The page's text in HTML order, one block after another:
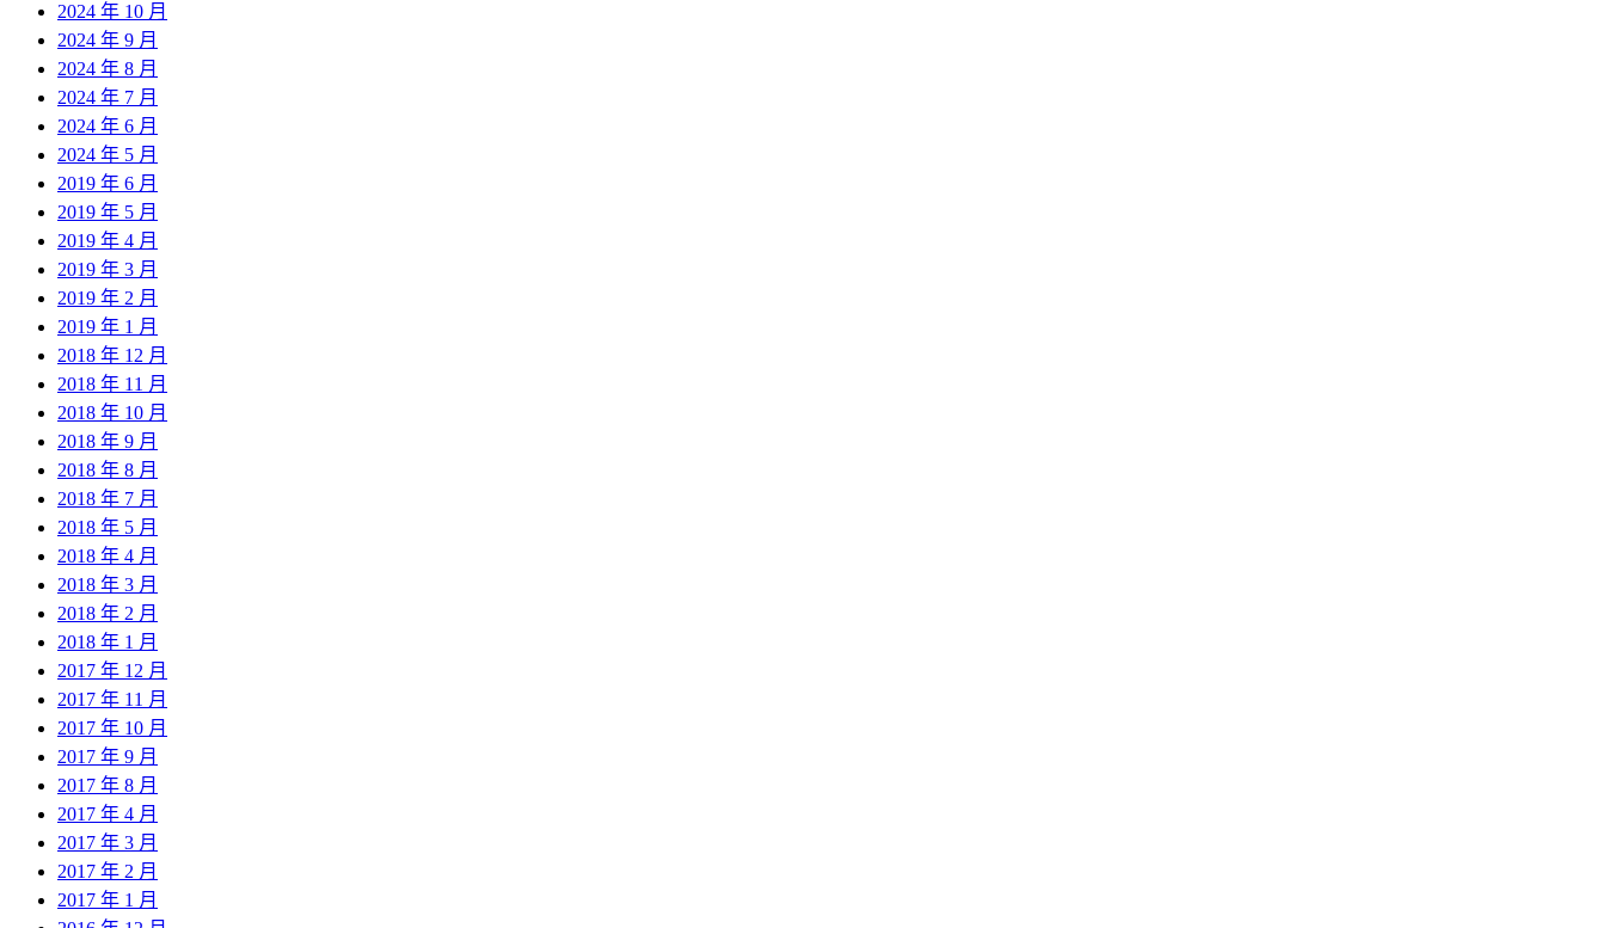
2024 年 10 月
2024 年 9 月
2024 年 8 月
2024 年 7 月
2024 年 6 月
2024 年 5 月
2019 年 6 月
2019 年 5 月
2019 年 4 月
2019 年 3 月
2019 年 2 月
2019 年 1 月
2018 年 12 月
2018 年 11 月
2018 年 10 月
2018 年 9 月
2018 年 8 月
2018 年 7 月
2018 年 5 月
2018 年 4 月
2018 年 3 月
2018 年 2 月
2018 年 1 月
2017 年 12 月
2017 年 11 月
2017 年 10 月
2017 年 9 月
2017 年 8 月
2017 年 4 月
2017 年 3 月
2017 年 2 月
2017 年 1 月